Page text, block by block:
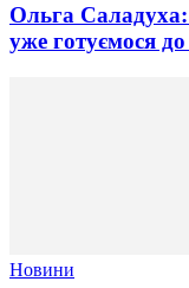
Ольга
уже готуємося
Новини